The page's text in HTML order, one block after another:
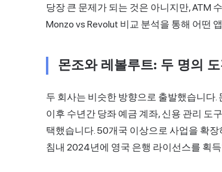
당장 큰 문제가 되는 것은 아니지만, ATM
Monzo vs Revolut 비교 분석을 통해 어떤
몬조와 레볼루트: 두 명의
두 회사는 비슷한 방향으로 출발했습니다
이후 수년간 당좌 예금 계좌, 신용 관리 도
택했습니다. 50개국 이상으로 사업을 확
침내 2024년에 영국 은행 라이선스를 획